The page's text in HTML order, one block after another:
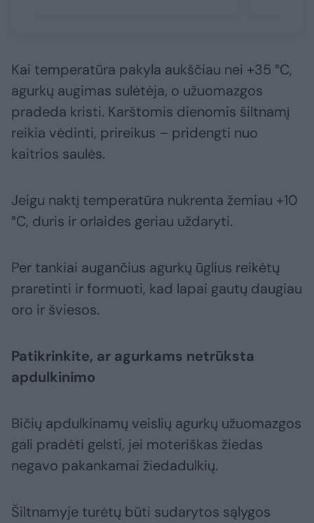
Kai temperatūra pakyla aukščiau nei +35 °C,
agurkų augimas sulėtėja, o užuomazgos
pradeda kristi. Karštomis dienomis šiltnamį
reikia vėdinti, prireikus – pridengti nuo
kaitrios saulės.
Jeigu naktį temperatūra nukrenta žemiau +10
°C, duris ir orlaides geriau uždaryti.
Per tankiai augančius agurkų ūglius reikėtų
praretinti ir formuoti, kad lapai gautų daugiau
oro ir šviesos.
Patikrinkite, ar agurkams netrūksta
apdulkinimo
Bičių apdulkinamų veislių agurkų užuomazgos
gali pradėti gelsti, jei moteriškas žiedas
negavo pakankamai žiedadulkių.
Šiltnamyje turėtų būti sudarytos sąlygos